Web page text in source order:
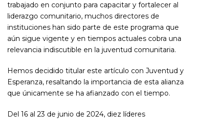
trabajado en conjunto para capacitar y fortalecer al
liderazgo comunitario, muchos directores de
instituciones han sido parte de este programa que
aún sigue vigente y en tiempos actuales cobra una
relevancia indiscutible en la juventud comunitaria.
Hemos decidido titular este artículo con Juventud y
Esperanza, resaltando la importancia de esta alianza
que únicamente se ha afianzado con el tiempo.
Del 16 al 23 de junio de 2024, diez líderes